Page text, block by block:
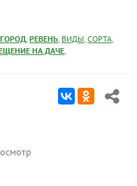
, РЕВЕНЬ, ВИДЫ, СОРТА,
НА ДАЧЕ,